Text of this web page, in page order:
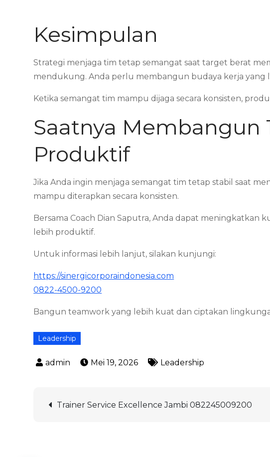
Kesimpulan
Strategi menjaga tim tetap semangat saat target berat
mendukung. Anda perlu membangun budaya kerja yang
Ketika semangat tim mampu dijaga secara konsisten,
Saatnya Membangun
Produktif
Jika Anda ingin menjaga semangat tim tetap stabil saat
mampu diterapkan secara konsisten.
Bersama Coach Dian Saputra, Anda dapat meningkatkan
lebih produktif.
Untuk informasi lebih lanjut, silakan kunjungi:
https://sinergicorporaindonesia.com
0822-4500-9200
Bangun teamwork yang lebih kuat dan ciptakan
Leadership
Mei 19, 2026 Leadership
Navigasi
Trainer Service Excellence Jambi 082245009200